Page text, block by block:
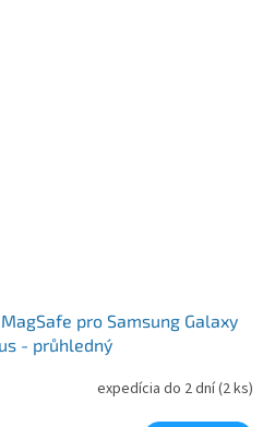
pro Samsung Galaxy
- průhledný
expedícia do 2 dní(2 ks)